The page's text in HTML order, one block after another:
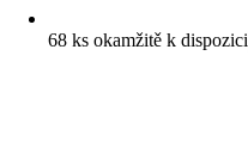
68 ks okamžitě k dispozici